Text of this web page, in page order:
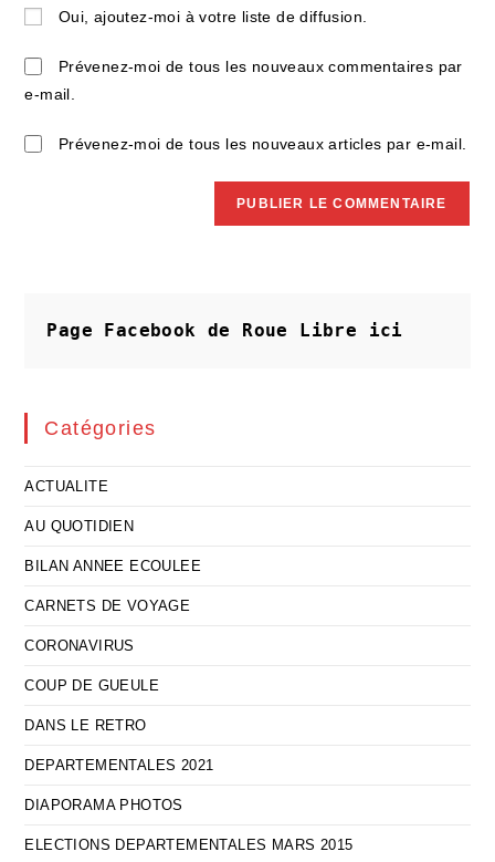
comment
de
site
(facultatif)
Oui, ajoutez-moi à votre liste de diffusion.
Prévenez-moi de tous les nouveaux commentaires par
e-mail.
Prévenez-moi de tous les nouveaux articles par e-mail.
Page Facebook de Roue Libre ici
Catégories
ACTUALITE
AU QUOTIDIEN
BILAN ANNEE ECOULEE
CARNETS DE VOYAGE
CORONAVIRUS
COUP DE GUEULE
DANS LE RETRO
DEPARTEMENTALES 2021
DIAPORAMA PHOTOS
ELECTIONS DEPARTEMENTALES MARS 2015